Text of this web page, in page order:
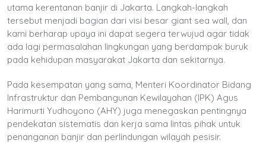
utama kerentanan banjir di Jakarta. Langkah-langkah
tersebut menjadi bagian dari visi besar giant sea wall, dan
kami berharap upaya ini dapat segera terwujud agar tidak
ada lagi permasalahan lingkungan yang berdampak buruk
pada kehidupan masyarakat Jakarta dan sekitarnya.
Pada kesempatan yang sama, Menteri Koordinator Bidang
Infrastruktur dan Pembangunan Kewilayahan (IPK) Agus
Harimurti Yudhoyono (AHY) juga menegaskan pentingnya
pendekatan sistematis dan kerja sama lintas pihak untuk
penanganan banjir dan perlindungan wilayah pesisir.